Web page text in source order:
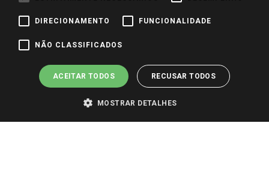
DIRECIONAMENTO FUNCIONALIDADE
NÃO CLASSIFICADOS
ACEITAR TODOS RECUSAR TODOS
MOSTRAR DETALHES